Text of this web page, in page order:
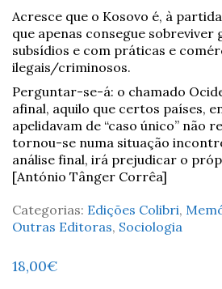
Acresce que o Kosovo é, à
que apenas consegue sobreviver
subsídios e com práticas e
ilegais/criminosos.
Perguntar-se-á: o chamado
afinal, aquilo que certos países,
apelidavam de “caso único” não
tornou-se numa situação
análise final, irá prejudicar o
[António Tânger Corrêa]
Categorias: Edições Colibri,
Outras Editoras, Sociologia
18,00€